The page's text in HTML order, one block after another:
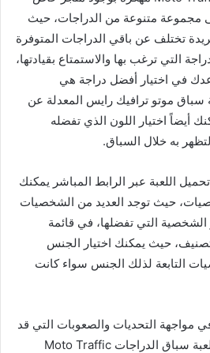
مجموعة متنوعة من الدراجات، حيث
تختلف عن باقي الدراجات المتوفرة
التي ترغب بها والاستمتاع بقيادتها،
في اختيار أفضل دراجة هي
سباق موتو ترافيك رايس المعدلة عن
أيضاً اختيار اللون الذي تفضله
به خلال السباق.
اللعبة عبر الرابط المباشر يمكنك
حيث توجد العديد من الشخصيات
الشخصية التي تفضلها، في قائمة
حيث يمكنك اختيار الجنس
التابعة لذلك الجنس سواء كانت
مواجهة التحديات والصعوبات التي قد
تواجهها أثناء السباقات في لعبة سباق الدراجات Moto Traffic